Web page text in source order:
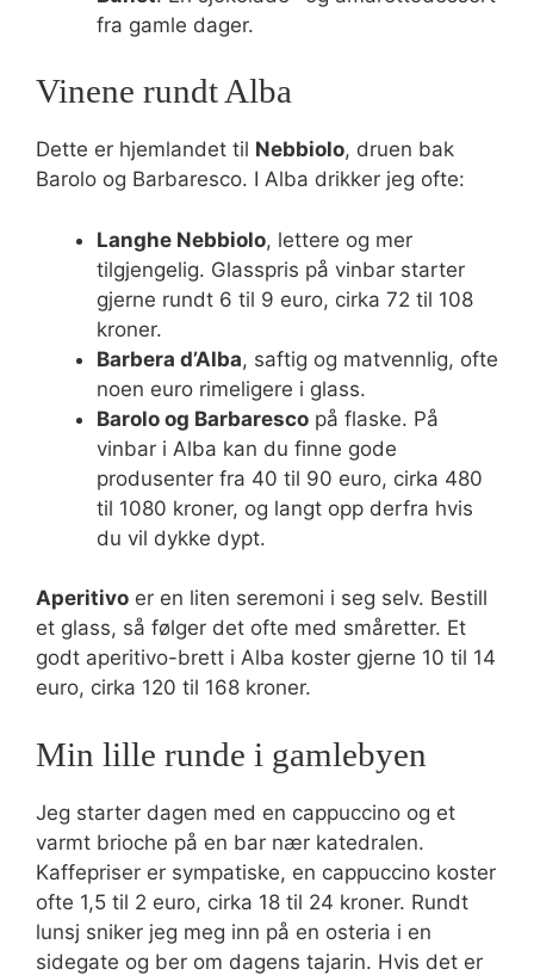
fra gamle dager.
Vinene rundt Alba
Dette er hjemlandet til Nebbiolo, druen bak
Barolo og Barbaresco. I Alba drikker jeg ofte:
Langhe Nebbiolo, lettere og mer
tilgjengelig. Glasspris på vinbar starter
gjerne rundt 6 til 9 euro, cirka 72 til 108
kroner.
Barbera d’Alba, saftig og matvennlig, ofte
noen euro rimeligere i glass.
Barolo og Barbaresco på flaske. På
vinbar i Alba kan du finne gode
produsenter fra 40 til 90 euro, cirka 480
til 1080 kroner, og langt opp derfra hvis
du vil dykke dypt.
Aperitivo er en liten seremoni i seg selv. Bestill
et glass, så følger det ofte med småretter. Et
godt aperitivo-brett i Alba koster gjerne 10 til 14
euro, cirka 120 til 168 kroner.
Min lille runde i gamlebyen
Jeg starter dagen med en cappuccino og et
varmt brioche på en bar nær katedralen.
Kaffepriser er sympatiske, en cappuccino koster
ofte 1,5 til 2 euro, cirka 18 til 24 kroner. Rundt
lunsj sniker jeg meg inn på en osteria i en
sidegate og ber om dagens tajarin. Hvis det er